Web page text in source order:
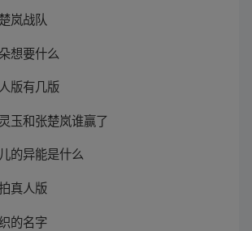
岚战队
想要什么
版有几版
玉和张楚岚谁赢了
的异能是什么
真人版
的名字